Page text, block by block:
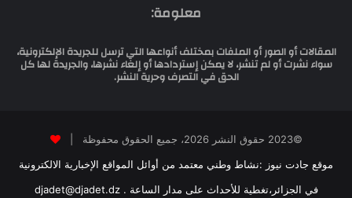
معلومة:
المقالات أو الصور أو الملفات بمختلف أنواعها التي ترسل للجريدة الإلكترونية،
سواء نشرت أو لم تنشر، لا يمكن إستردادها أو إلغاء نشرها، والجريدة لها كل
الحق في التصرف وحرية النشر.
©2023 حقوق النشر 2026، جميع الحقوق محفوظة |
موقع جادت نيوز :نشاط وطني معتمد من أوائل المواقع الإخبارية الالكترونية
في الجزائر،تغطية للأحداث على مدار الساعة . djadet@djadet.dz